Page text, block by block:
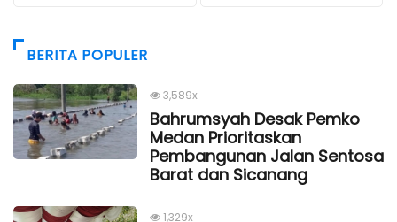
BERITA POPULER
3,589x
Bahrumsyah Desak Pemko
Medan Prioritaskan
Pembangunan Jalan Sentosa
Barat dan Sicanang
1,329x